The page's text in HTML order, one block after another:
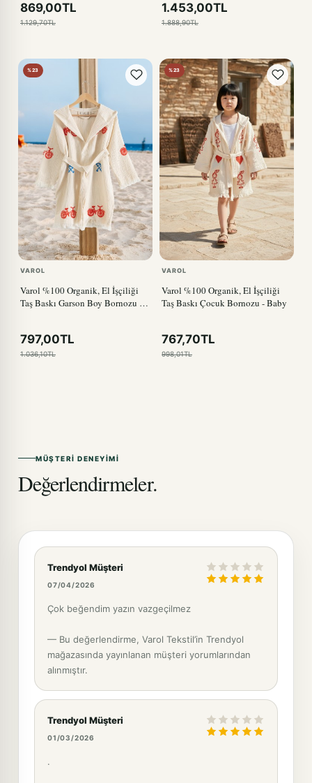
869,00TL
1.129,70TL
1.453,00TL
1.888,90TL
%23
VAROL
Varol %100 Organik, El İşçiliği
Taş Baskı Garson Boy Bornozu -
797,00TL
1.036,10TL
%23
VAROL
Varol %100 Organik, El İşçiliği
Taş Baskı Çocuk Bornozu - Baby
767,70TL
998,01TL
MÜŞTERI DENEYIMI
Değerlendirmeler.
Trendyol Müşteri
07/04/2026
Çok beğendim yazın vazgeçilmez
— Bu değerlendirme, Varol Tekstil’in Trendyol
mağazasında yayınlanan müşteri yorumlarından
alınmıştır.
Trendyol Müşteri
01/03/2026
.